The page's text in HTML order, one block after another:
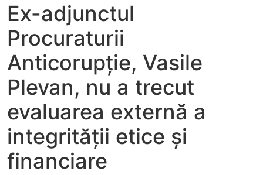
Ex-adjunctul
Procuraturii
Anticorupție, Vasile
Plevan, nu a trecut
evaluarea externă a
integrității etice și
financiare